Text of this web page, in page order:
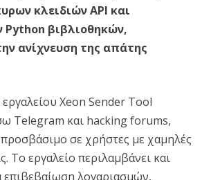
κλειδιών API και
Python βιβλιοθηκών,
ανίχνευση της απάτης
Xeon Sender Tool
Telegram και hacking forums,
σε χρήστες με χαμηλές
Το εργαλείο περιλαμβάνει και
επιβεβαίωση λογαριασμών,